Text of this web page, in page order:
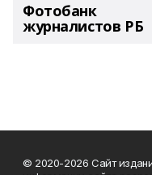
Фотобанк
журналистов РБ
© 2020-2026 Сайт